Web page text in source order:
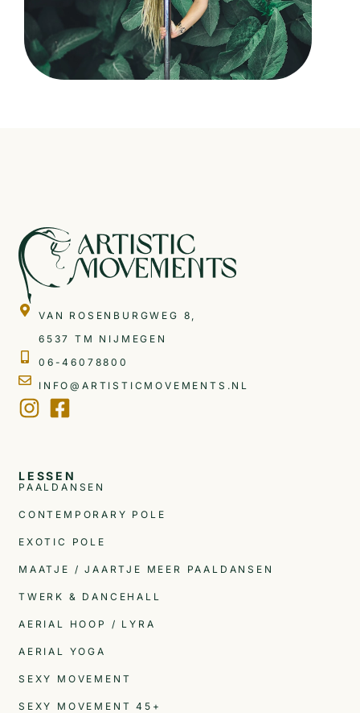
VAN ROSENBURGWEG 8,
6537 TM NIJMEGEN
06-46078800
INFO@ARTISTICMOVEMENTS.NL
LESSEN
PAALDANSEN
CONTEMPORARY POLE
EXOTIC POLE
MAATJE / JAARTJE MEER PAALDANSEN
TWERK & DANCEHALL
AERIAL HOOP / LYRA
AERIAL YOGA
SEXY MOVEMENT
SEXY MOVEMENT 45+